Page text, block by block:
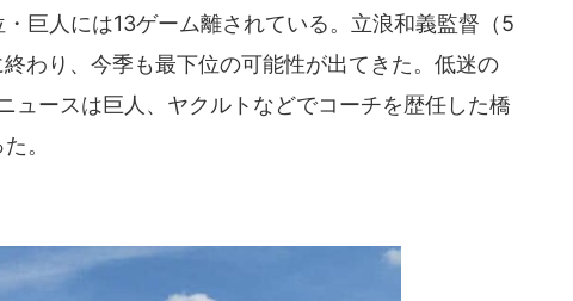
巨人には13ゲーム離されている。立浪和義監督（5
わり、今季も最下位の可能性が出てきた。低迷の
ュースは巨人、ヤクルトなどでコーチを歴任した橋
。